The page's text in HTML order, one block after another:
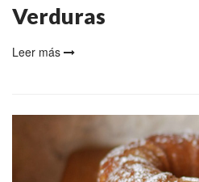
Verduras
Leer más